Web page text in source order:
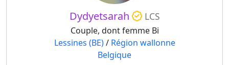
Dydyetsarah LCS
Couple, dont femme Bi
Lessines (BE)/ Région wallonne
Belgique